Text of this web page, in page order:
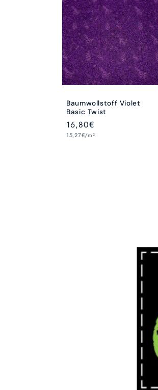
Baumwollstoff Violet
Basic Twist
Normaler
Preis
16,80€
Grundpreis
15,27€/m²